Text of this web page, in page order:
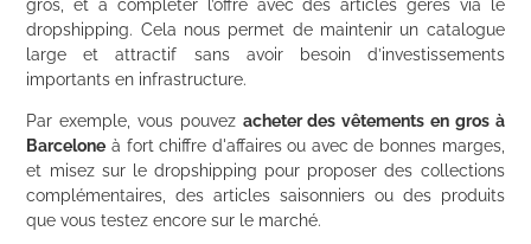
gros, et à compléter l’offre avec des articles gérés via le
dropshipping. Cela nous permet de maintenir un catalogue
large et attractif sans avoir besoin d’investissements
importants en infrastructure.
Par exemple, vous pouvez acheter des vêtements en gros à
Barcelone à fort chiffre d'affaires ou avec de bonnes marges,
et misez sur le dropshipping pour proposer des collections
complémentaires, des articles saisonniers ou des produits
que vous testez encore sur le marché.